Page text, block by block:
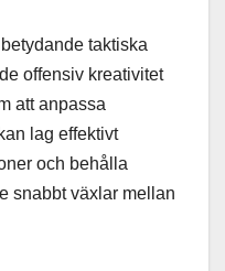
taktiska
offensiv kreativitet
att anpassa
lag effektivt
och behålla
snabbt växlar mellan